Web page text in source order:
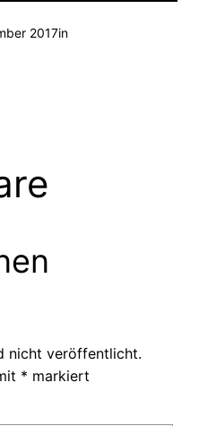
2017in
nicht veröffentlicht.
* markiert